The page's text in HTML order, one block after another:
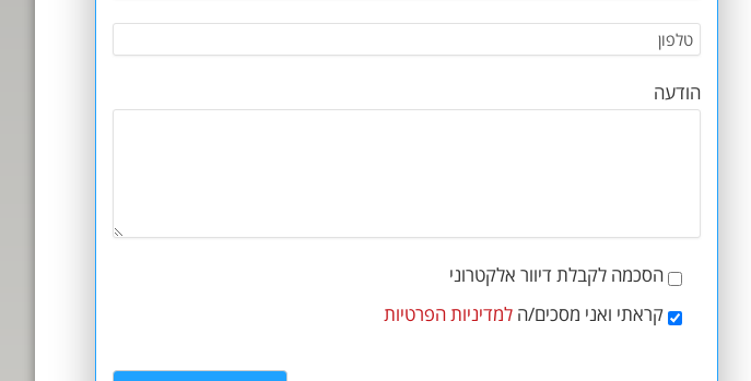
הודעה
הסכמה לקבלת דיוור אלקטרוני
קראתי ואני מסכים/ה למדיניות הפרטיות